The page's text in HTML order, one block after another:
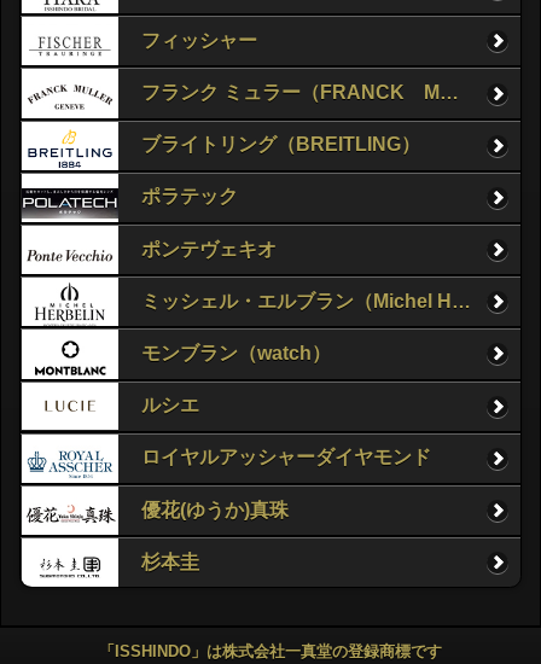
フィッシャー
フランク ミュラー（FRANCK MULLER）
ブライトリング（BREITLING）
ポラテック
ポンテヴェキオ
ミッシェル・エルブラン（Michel Herbelin）
モンブラン（watch）
ルシエ
ロイヤルアッシャーダイヤモンド
優花(ゆうか)真珠
杉本圭
「ISSHINDO」は株式会社一真堂の登録商標です